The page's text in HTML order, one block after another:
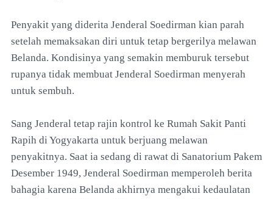
Penyakit yang diderita Jenderal Soedirman kian parah
setelah memaksakan diri untuk tetap bergerilya melawan
Belanda. Kondisinya yang semakin memburuk tersebut
rupanya tidak membuat Jenderal Soedirman menyerah
untuk sembuh.
Sang Jenderal tetap rajin kontrol ke Rumah Sakit Panti
Rapih di Yogyakarta untuk berjuang melawan
penyakitnya. Saat ia sedang di rawat di Sanatorium Pakem
Desember 1949, Jenderal Soedirman memperoleh berita
bahagia karena Belanda akhirnya mengakui kedaulatan